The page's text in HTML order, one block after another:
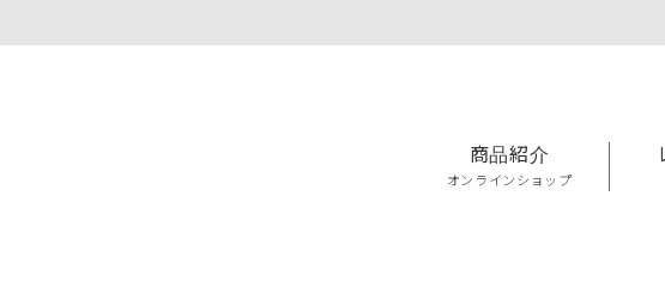
商品紹介
オンラインショップ